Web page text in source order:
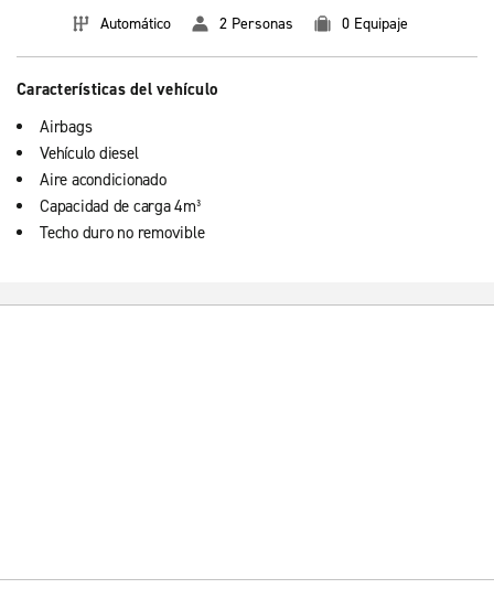
Automático 2 Personas 0 Equipaje
Características del vehículo
Airbags
Vehículo diesel
Aire acondicionado
Capacidad de carga 4m³
Techo duro no removible